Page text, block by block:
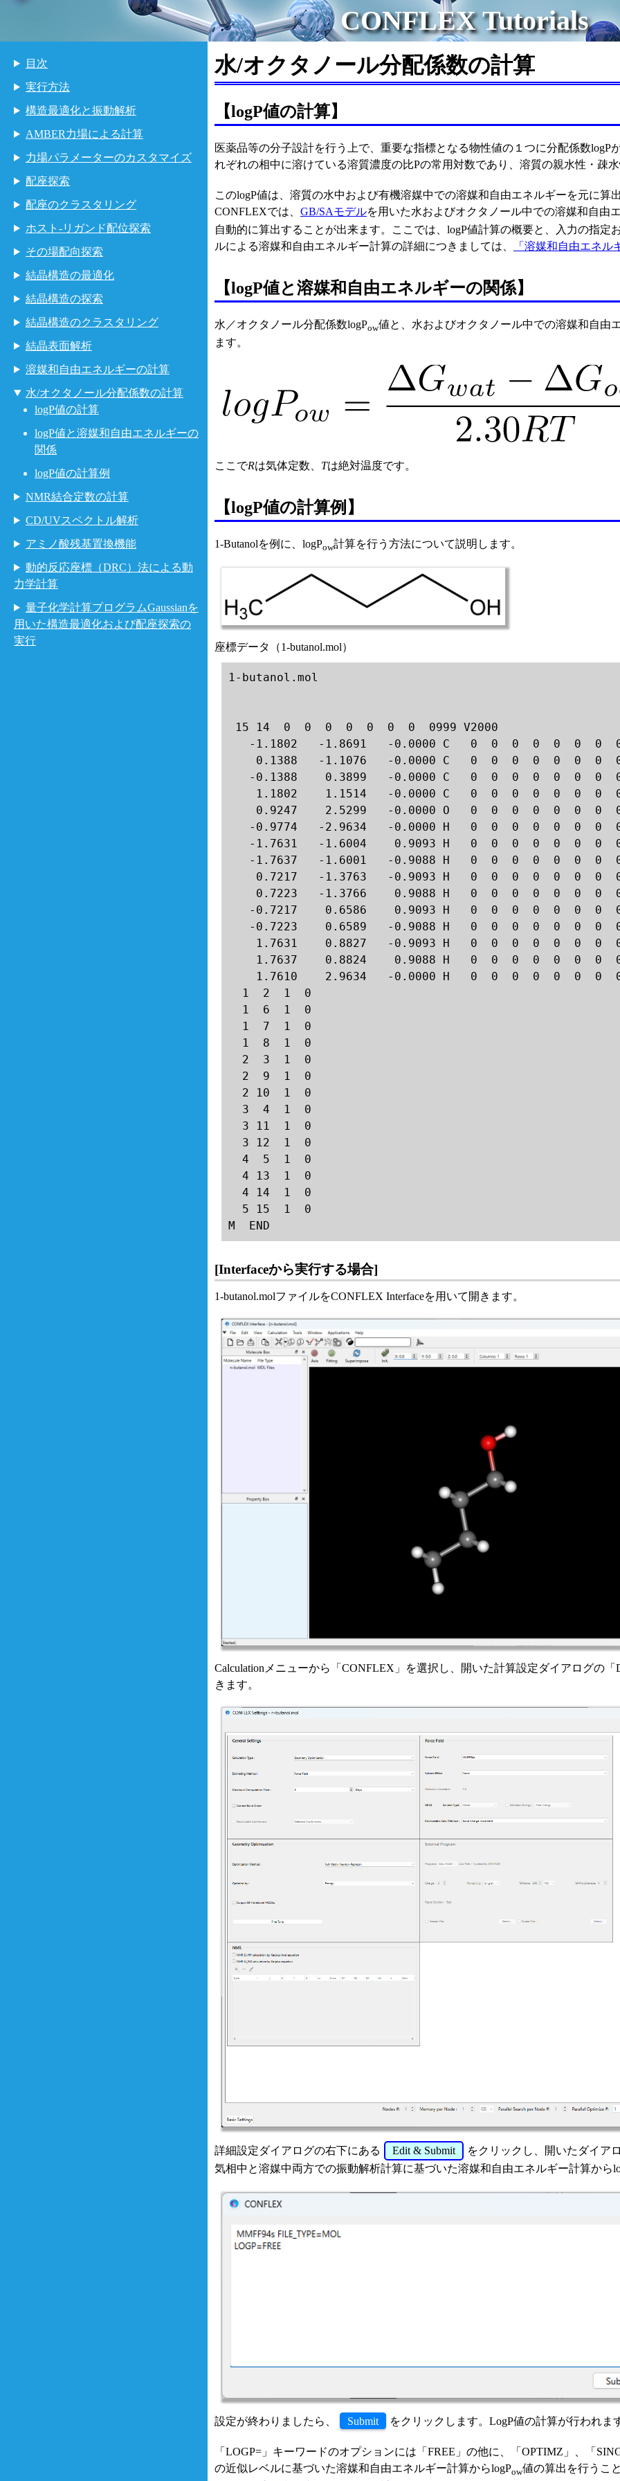
CONFLEX Tutorials
目次
実行方法
構造最適化と振動解析
AMBER力場による計算
力場パラメーターのカスタマイズ
配座探索
配座のクラスタリング
ホスト-リガンド配位探索
その場配向探索
結晶構造の最適化
結晶構造の探索
結晶構造のクラスタリング
結晶表面解析
溶媒和自由エネルギーの計算
水/オクタノール分配係数の計算
logP値の計算
logP値と溶媒和自由エネルギーの
関係
logP値の計算例
NMR結合定数の計算
CD/UVスペクトル解析
アミノ酸残基置換機能
動的反応座標（DRC）法による動
力学計算
量子化学計算プログラムGaussianを
用いた構造最適化および配座探索の
実行
水/オクタノール分配係数の計算
【logP値の計算】
医薬品等の分子設計を行う上で、重要な指標となる物性値の１つに分配係数logP
れぞれの相中に溶けている溶質濃度の比Pの常用対数であり、溶質の親水性・疎
このlogP値は、溶質の水中および有機溶媒中での溶媒和自由エネルギーを元に算
CONFLEXでは、 GB/SAモデルを用いた水およびオクタノール中での溶媒和自由
自動的に算出することが出来ます。ここでは、logP値計算の概要と、入力の指
ルによる溶媒和自由エネルギー計算の詳細につきましては、
「溶媒和自由エネル
【logP値と溶媒和自由エネルギーの関係】
水／オクタノール分配係数logPow値と、水およびオクタノール中での溶媒和自由
ます。
ここでRは気体定数、 Tは絶対温度です。
【logP値の計算例】
1-Butanolを例に、logPow計算を行う方法について説明します。
座標データ（1-butanol.mol）
1-butanol.mol
15 14  0  0  0  0  0  0  0  0999 V2000
-1.1802   -1.8691   -0.0000 C   0  0  0  0  0  0  0
0.1388   -1.1076   -0.0000 C   0  0  0  0  0  0  0
-0.1388    0.3899   -0.0000 C   0  0  0  0  0  0  0
1.1802    1.1514   -0.0000 C   0  0  0  0  0  0  0
0.9247    2.5299   -0.0000 O   0  0  0  0  0  0  0
-0.9774   -2.9634   -0.0000 H   0  0  0  0  0  0  0
-1.7631   -1.6004    0.9093 H   0  0  0  0  0  0  0
-1.7637   -1.6001   -0.9088 H   0  0  0  0  0  0  0
0.7217   -1.3763   -0.9093 H   0  0  0  0  0  0  0
0.7223   -1.3766    0.9088 H   0  0  0  0  0  0  0
-0.7217    0.6586    0.9093 H   0  0  0  0  0  0  0
-0.7223    0.6589   -0.9088 H   0  0  0  0  0  0  0
1.7631    0.8827   -0.9093 H   0  0  0  0  0  0  0
1.7637    0.8824    0.9088 H   0  0  0  0  0  0  0
1.7610    2.9634   -0.0000 H   0  0  0  0  0  0  0
  1  2  1  0
  1  6  1  0
  1  7  1  0
  1  8  1  0
  2  3  1  0
  2  9  1  0
  2 10  1  0
  3  4  1  0
  3 11  1  0
  3 12  1  0
  4  5  1  0
  4 13  1  0
  4 14  1  0
  5 15  1  0
M  END
[Interfaceから実行する場合]
1-butanol.molファイルをCONFLEX Interfaceを用いて開きます。
Calculationメニューから「CONFLEX」を選択し、開いた計算設定ダイアログの
きます。
詳細設定ダイアログの右下にある Edit & Submit
をクリックし、開いたダイア
気相中と溶媒中両方での振動解析計算に基づいた溶媒和自由エネルギー計算から
設定が終わりましたら、 Submit をクリックします。LogP値の計算が行われま
「LOGP=」キーワードのオプションには「FREE」の他に、「OPTIMZ」、「
の近似レベルに基づいた溶媒和自由エネルギー計算からlogPow値の算出を行うこ